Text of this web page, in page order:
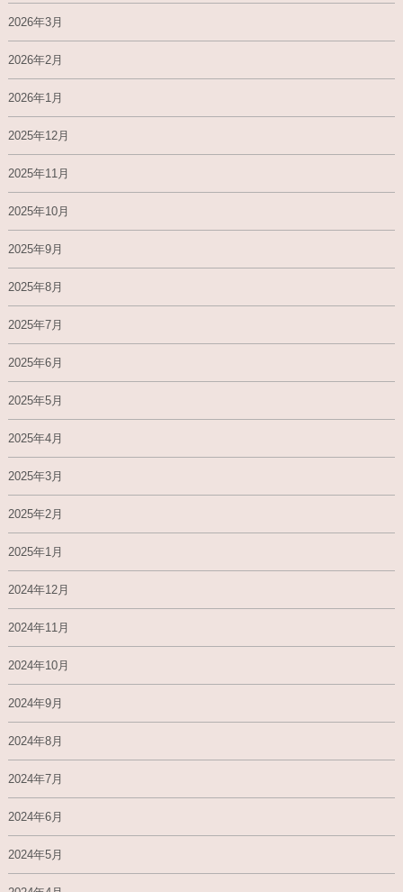
2026年3月
2026年2月
2026年1月
2025年12月
2025年11月
2025年10月
2025年9月
2025年8月
2025年7月
2025年6月
2025年5月
2025年4月
2025年3月
2025年2月
2025年1月
2024年12月
2024年11月
2024年10月
2024年9月
2024年8月
2024年7月
2024年6月
2024年5月